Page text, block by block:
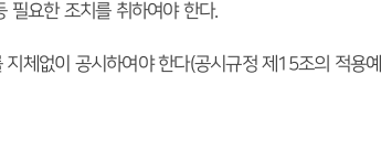
필요한 조치를 취하여야 한다.
체없이 공시하여야 한다(공시규정 제15조의 적용